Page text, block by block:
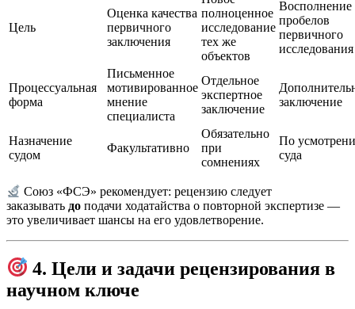
Цель
Оценка качества
первичного
заключения
полноценное
исследование
тех же
объектов
Восполнение
пробелов
первичного
исследования
Процессуальная
форма
Письменное
мотивированное
мнение
специалиста
Отдельное
экспертное
заключение
заключение
Назначение
судом
Факультативно
Обязательно
при
сомнениях
По
суда
Союз «ФСЭ» рекомендует: рецензию следует
заказывать до подачи ходатайства о повторной экспертизе —
это увеличивает шансы на его удовлетворение.
4. Цели и задачи рецензирования в
научном ключе